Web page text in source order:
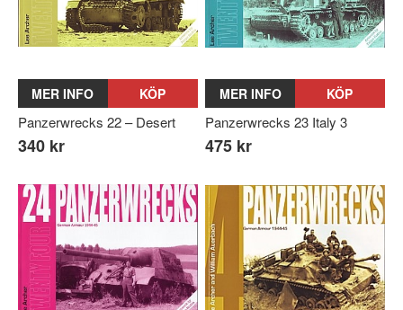
MER INFO KÖP
Panzerwrecks 22 – Desert
340 kr
MER INFO KÖP
Panzerwrecks 23 Italy 3
475 kr